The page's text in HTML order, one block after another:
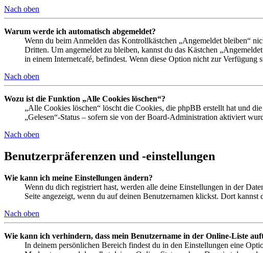
Nach oben
Warum werde ich automatisch abgemeldet?
Wenn du beim Anmelden das Kontrollkästchen „Angemeldet bleiben“
Dritten. Um angemeldet zu bleiben, kannst du das Kästchen
in einem Internetcafé, befindest. Wenn diese Option nicht zur
Nach oben
Wozu ist die Funktion „Alle Cookies löschen“?
„Alle Cookies löschen“ löscht die Cookies, die phpBB erstellt hat und
„Gelesen“-Status – sofern sie von der Board-Administration aktiviert
Nach oben
Benutzerpräferenzen und -einstellungen
Wie kann ich meine Einstellungen ändern?
Wenn du dich registriert hast, werden alle deine Einstellungen in der
Seite angezeigt, wenn du auf deinen Benutzernamen klickst. Dort kannst
Nach oben
Wie kann ich verhindern, dass mein Benutzername in der Online-Liste
In deinem persönlichen Bereich findest du in den Einstellungen eine